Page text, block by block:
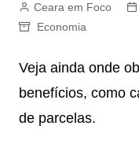
Ceara em Foco
Economia
Veja ainda onde
benefícios, como
de parcelas.